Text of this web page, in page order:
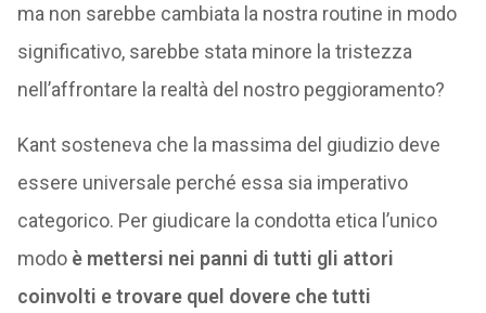
ma non sarebbe cambiata la nostra routine in modo
significativo, sarebbe stata minore la tristezza
nell’affrontare la realtà del nostro peggioramento?
Kant sosteneva che la massima del giudizio deve
essere universale perché essa sia imperativo
categorico. Per giudicare la condotta etica l’unico
modo è mettersi nei panni di tutti gli attori
coinvolti e trovare quel dovere che tutti